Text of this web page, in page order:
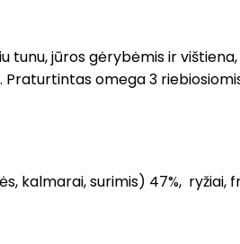
jūros gėrybėmis ir
omega 3
kalmarai, surimis) 47%, ryžiai,